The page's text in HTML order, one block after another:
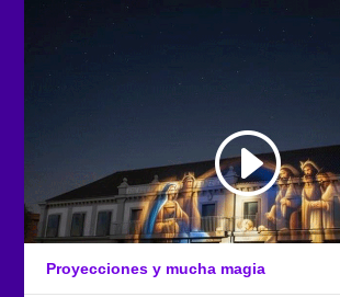
Proyecciones y mucha magia